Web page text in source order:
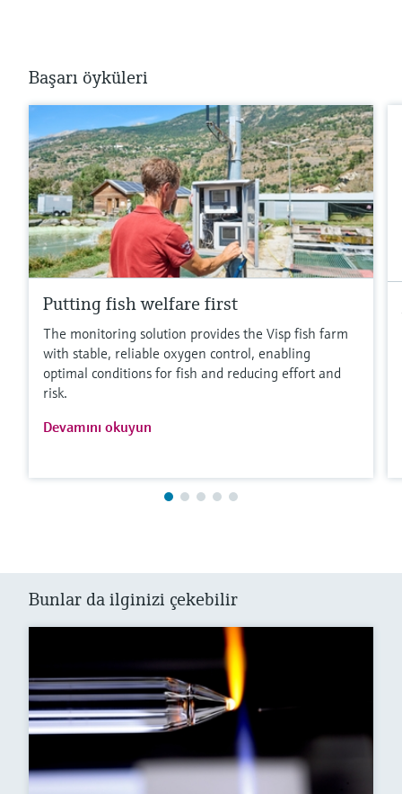
Başarı öyküleri
Putting fish welfare first
The monitoring solution provides the Visp fish farm
with stable, reliable oxygen control, enabling
optimal conditions for fish and reducing effort and
risk.
Devamını okuyun
Bunlar da ilginizi çekebilir